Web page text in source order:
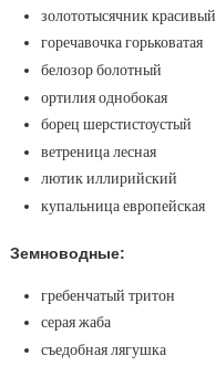
золототысячник красивый
горечавочка горьковатая
белозор болотный
ортилия однобокая
борец шерстистоустый
ветреница лесная
лютик иллирийский
купальница европейская
Земноводные:
гребенчатый тритон
серая жаба
съедобная лягушка